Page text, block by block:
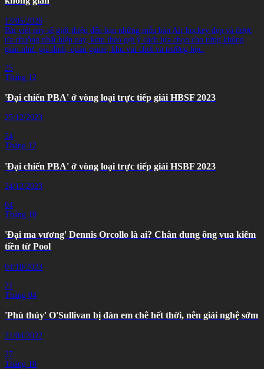
13/05/2026
Bài viết này sẽ giới thiệu đến bạn những mẫu bàn Air hockey đẹp và được
ưa chuộng nhất hiện nay, kèm theo gợi ý cách lựa chọn cho từng không
gian như: gia đình, quán game, khu vui chơi và trường học.
25
Tháng 12
'Đại chiến PBA' ở vòng loại trực tiếp giải HBSF 2023
25/12/2023
24
Tháng 12
'Đại chiến PBA' ở vòng loại trực tiếp giải HSBF 2023
24/12/2023
04
Tháng 10
'Đại ma vương' Dennis Orcollo là ai? Chân dung ông vua kiếm
tiền từ Pool
04/10/2023
21
Tháng 04
'Phù thủy' O'Sullivan bị đàn em chê hết thời, nên giải nghệ sớm
21/04/2022
27
Tháng 10